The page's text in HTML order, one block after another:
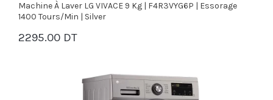
Machine À Laver LG VIVACE 9 Kg | F4R3VYG6P | Essorage
1400 Tours/min | Silver
2295.00 DT
PANIER